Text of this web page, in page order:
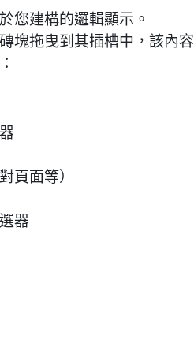
您建構的邏輯顯示。
塊拖曳到其插槽中，該內
頁面等）
器